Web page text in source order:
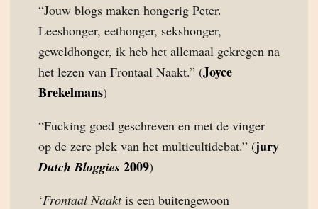
“Jouw blogs maken hongerig Peter.
Leeshonger, eethonger, sekshonger,
geweldhonger, ik heb het allemaal gekregen na
het lezen van Frontaal Naakt.” (Joyce
Brekelmans)
“Fucking goed geschreven en met de vinger
op de zere plek van het multicultidebat.” (jury
Dutch Bloggies 2009)
‘Frontaal Naaktis een buitengewoon